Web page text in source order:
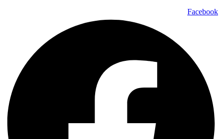
Facebook